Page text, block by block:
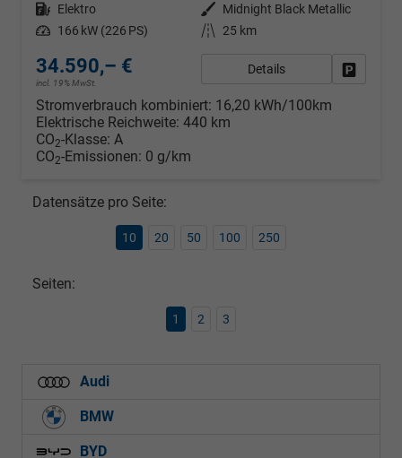
Kraftstoff Elektro Außenfarbe
Midnight Black Metallic
Leistung 166 kW (226 PS) Kilometerstand 25 km
34.590,– €
incl. 19% MwSt.
Details
Stromverbrauch kombiniert: 16,20 kWh/100km
Elektrische Reichweite: 440 km
CO2-Klasse: A
CO2-Emissionen: 0 g/km
Datensätze pro Seite:
10 20 50 100 250
Seiten:
1 2 3
Audi
BMW
BYD